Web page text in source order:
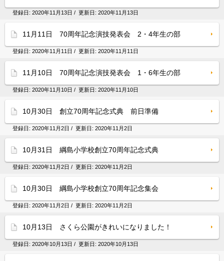
登録日: 2020年11月13日 / 更新日: 2020年11月13日
11月11日 70周年記念演技発表会 2・4年生の部
登録日: 2020年11月11日 / 更新日: 2020年11月11日
11月10日 70周年記念演技発表会 1・6年生の部
登録日: 2020年11月10日 / 更新日: 2020年11月10日
10月30日 創立70周年記念式典 前日準備
登録日: 2020年11月2日 / 更新日: 2020年11月2日
10月31日 綱島小学校創立70周年記念式典
登録日: 2020年11月2日 / 更新日: 2020年11月2日
10月30日 綱島小学校創立70周年記念集会
登録日: 2020年11月2日 / 更新日: 2020年11月2日
10月13日 さくら公園がきれいになりました！
登録日: 2020年10月13日 / 更新日: 2020年10月13日